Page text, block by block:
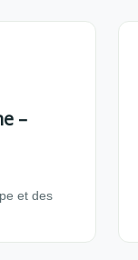
–
et des